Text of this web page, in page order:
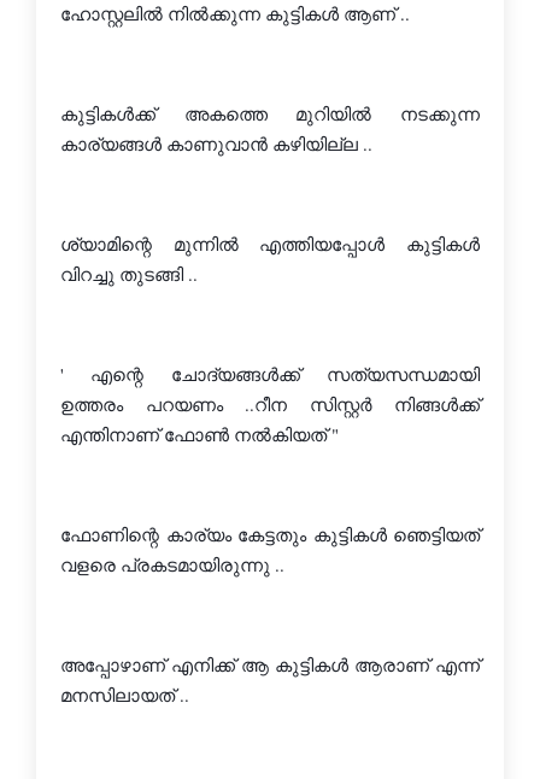
ഹോസ്റ്റലില്‍ നില്‍ക്കുന്ന കുട്ടികള്‍ ആണ് ..
കുട്ടികള്‍ക്ക് അകത്തെ മുറിയില്‍ നടക്കുന്ന
കാര്യങ്ങള്‍ കാണുവാന്‍ കഴിയില്ല ..
ശ്യാമിന്റെ മുന്നില്‍ എത്തിയപ്പോള്‍ കുട്ടികള്‍
വിറച്ചു തുടങ്ങി ..
' എന്റെ ചോദ്യങ്ങള്‍ക്ക് സത്യസന്ധമായി
ഉത്തരം പറയണം ..റീന സിസ്റ്റര്‍ നിങ്ങള്‍ക്ക്
എന്തിനാണ് ഫോണ്‍ നല്‍കിയത് "
ഫോണിന്റെ കാര്യം കേട്ടതും കുട്ടികള്‍ ഞെട്ടിയത്
വളരെ പ്രകടമായിരുന്നു ..
അപ്പോഴാണ് എനിക്ക് ആ കുട്ടികള്‍ ആരാണ് എന്ന്
മനസിലായത് ..